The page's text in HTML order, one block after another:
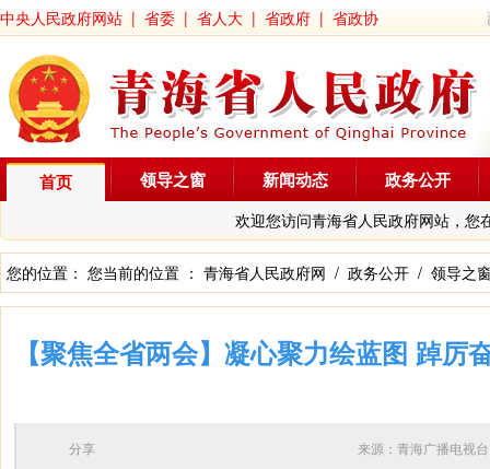
中央人民政府网站 | 省委 | 省人大 | 省政府 | 省政协
首页
欢迎您访问青海省人民政府网站，您
领导之窗 新闻动态 政务公开
您的位置： 您当前的位置 ： 青海省人民政府网 / 政务公开 / 领导之
【聚焦全省两会】凝心聚力绘蓝图 踔
来源：青海广播电
分享